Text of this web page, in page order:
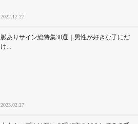
2022.12.27
脈ありサイン総特集30選｜男性が好きな子にだ
け...
2023.02.27